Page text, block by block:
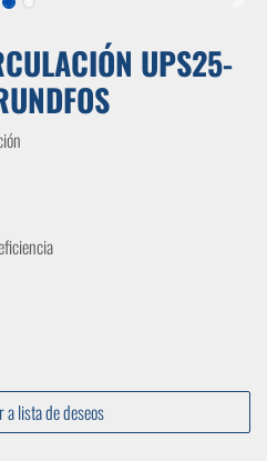
UPS25-
a lista de deseos